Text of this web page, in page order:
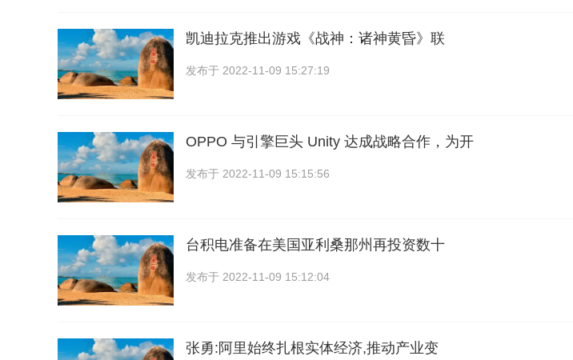
凯迪拉克推出游戏《战神：诸神黄昏》联
发布于 2022-11-09 15:27:19
OPPO 与引擎巨头 Unity 达成战略合作，为开
发布于 2022-11-09 15:15:56
台积电准备在美国亚利桑那州再投资数十
发布于 2022-11-09 15:12:04
张勇:阿里始终扎根实体经济,推动产业变